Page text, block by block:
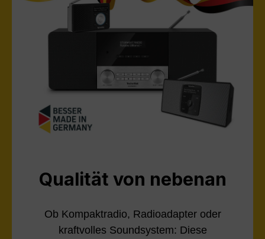
Qualität von nebenan
Ob Kompaktradio, Radioadapter oder
kraftvolles Soundsystem: Diese